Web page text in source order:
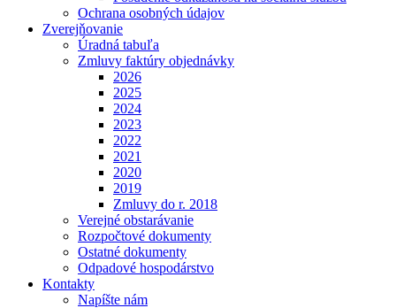
Ochrana osobných údajov
Zverejňovanie
Úradná tabuľa
Zmluvy faktúry objednávky
2026
2025
2024
2023
2022
2021
2020
2019
Zmluvy do r. 2018
Verejné obstarávanie
Rozpočtové dokumenty
Ostatné dokumenty
Odpadové hospodárstvo
Kontakty
Napíšte nám